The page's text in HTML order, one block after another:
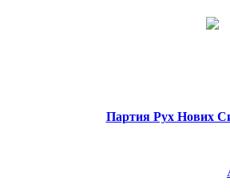
Партия Рух Нових